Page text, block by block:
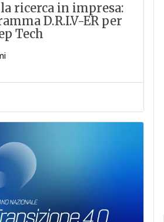
ricerca in impresa:
D.R.I.V-ER per
Tech